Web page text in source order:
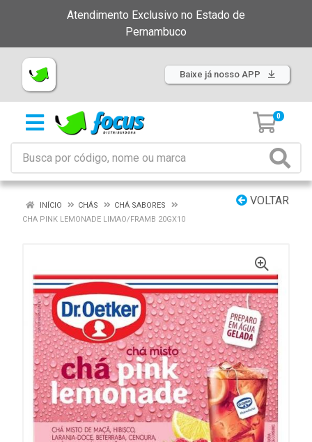
Atendimento Exclusivo no Estado de
Pernambuco
Baixe já nosso APP
0
VOLTAR
INÍCIO CHÁS
CHÁ SABORES
CHA PINK LEMONADE LIMAO/FRAMB 20GX10